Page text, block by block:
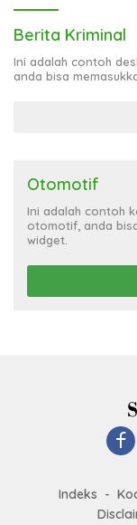
Berita Kriminal
Ini adalah contoh
anda bisa
Otomotif
Ini adalah contoh
otomotif, anda
widget.
Indeks